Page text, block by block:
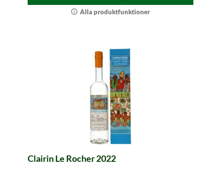
Alla produktfunktioner
Clairin Le Rocher 2022